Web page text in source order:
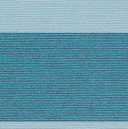
Skip
to
content